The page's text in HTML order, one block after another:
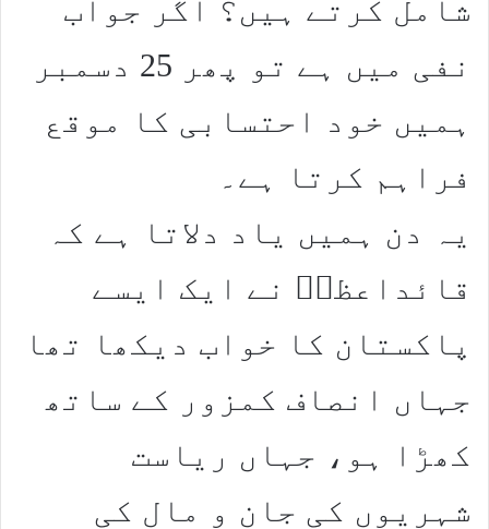
شامل کرتے ہیں؟ اگر جواب
نفی میں ہے تو پھر 25 دسمبر
ہمیں خود احتسابی کا موقع
فراہم کرتا ہے۔
یہ دن ہمیں یاد دلاتا ہے کہ
قائداعظمؒ نے ایک ایسے
پاکستان کا خواب دیکھا تھا
جہاں انصاف کمزور کے ساتھ
کھڑا ہو، جہاں ریاست
شہریوں کی جان و مال کی